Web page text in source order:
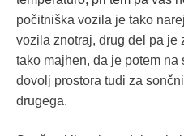
počitniška vozila je tako
vozila znotraj, drug del pa je
tako majhen, da je potem
dovolj prostora tudi za
drugega.